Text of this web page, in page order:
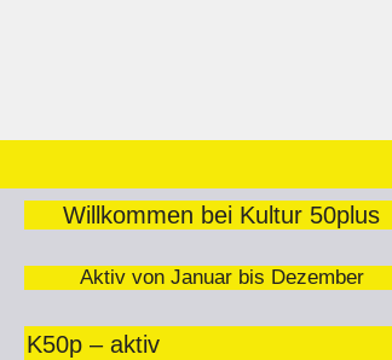
Willkommen bei Kultur 50plus
Aktiv von Januar bis Dezember
K50p – aktiv